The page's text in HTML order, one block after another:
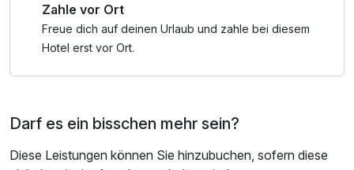
Zahle vor Ort
Freue dich auf deinen Urlaub und zahle bei diesem
Hotel erst vor Ort.
Darf es ein bisschen mehr sein?
Diese Leistungen können Sie hinzubuchen, sofern diese